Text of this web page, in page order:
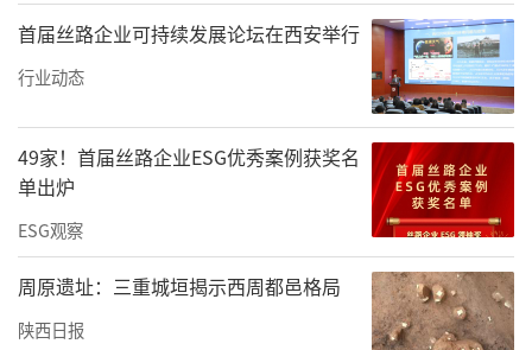
人才》《以赛赋能育匠才 以训砺技促成长——
竞赛驱动下高职学生技能培养路径探索》《一
融双高，强基铸魂——党建“双创”推动二级学
院高质量发展探索与实践》等主题报告，从不
同维度分享了产教融合的经验做法。
首届丝路企业可持续发展论坛在西安举行
行业动态
49家！首届丝路企业ESG优秀案例获奖名
单出炉
ESG观察
周原遗址：三重城垣揭示西周都邑格局
陕西日报